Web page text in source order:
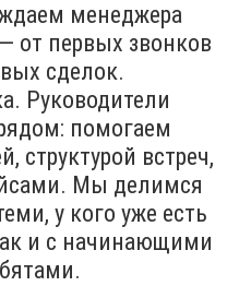
менеджера
от первых звонков
сделок.
Руководители
помогаем
структурой встреч,
Мы делимся
у кого уже есть
и с начинающими